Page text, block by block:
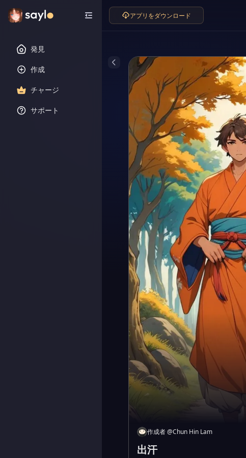
発見
作成
チャージ
サポート
アプリをダウンロード
作成者@Chun Hin Lam
出汗